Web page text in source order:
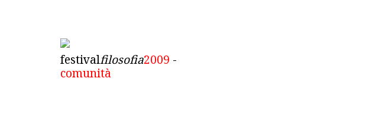
festivalfilosofia2009 -
comunità